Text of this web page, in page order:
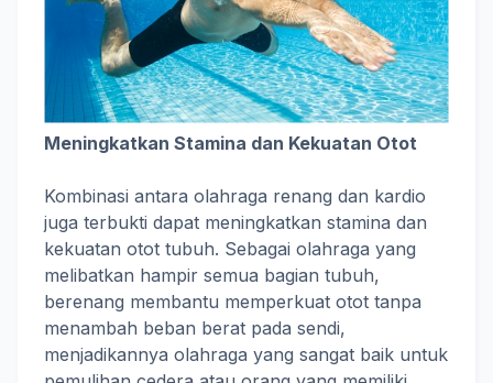
Meningkatkan Stamina dan Kekuatan Otot
Kombinasi antara olahraga renang dan kardio
juga terbukti dapat meningkatkan stamina dan
kekuatan otot tubuh. Sebagai olahraga yang
melibatkan hampir semua bagian tubuh,
berenang membantu memperkuat otot tanpa
menambah beban berat pada sendi,
menjadikannya olahraga yang sangat baik untuk